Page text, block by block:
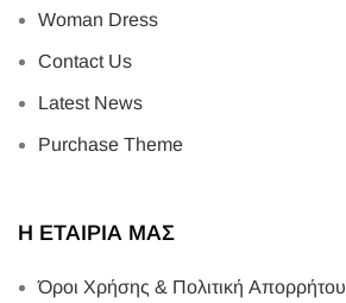
Woman Dress
Contact Us
Latest News
Purchase Theme
Η ΕΤΑΙΡΙΑ ΜΑΣ
Όροι Χρήσης & Πολιτική Απορρήτου